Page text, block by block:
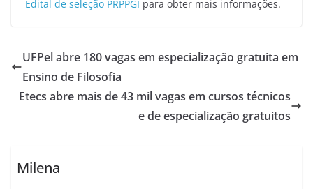
Edital de seleção PRPPGI para obter mais informações.
UFPel abre 180 vagas em especialização gratuita em
Ensino de Filosofia
Etecs abre mais de 43 mil vagas em cursos técnicos
e de especialização gratuitos
Milena